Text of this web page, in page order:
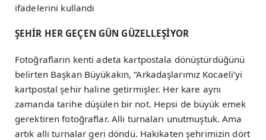
ifadelerini kullandı
ŞEHİR HER GEÇEN GÜN GÜZELLEŞİYOR
Fotoğrafların kenti adeta kartpostala dönüştürdüğünü
belirten Başkan Büyükakın, “Arkadaşlarımız Kocaeli’yi
kartpostal şehir haline getirmişler. Her kare aynı
zamanda tarihe düşülen bir not. Hepsi de büyük emek
gerektiren fotoğraflar. Allı turnaları unutmuştuk. Ama
artık allı turnalar geri döndü. Hakikaten şehrimizin dört